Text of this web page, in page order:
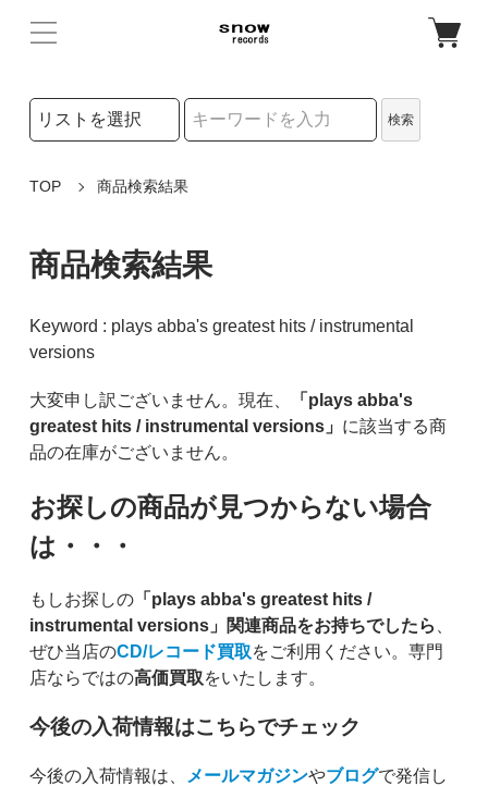
検索リストの選択
検索
TOP 商品検索結果
商品検索結果
Keyword : plays abba's greatest hits / instrumental
versions
大変申し訳ございません。現在、
「plays abba's
greatest hits / instrumental versions」 に該当する商
品の在庫がございません。
お探しの商品が見つからない場合
は・・・
もしお探しの「plays abba's greatest hits /
instrumental versions」関連商品をお持ちでしたら 、
ぜひ当店のCD/レコード買取をご利用ください。専門
店ならではの高価買取をいたします。
今後の入荷情報はこちらでチェック
今後の入荷情報は、 メールマガジンやブログで発信し